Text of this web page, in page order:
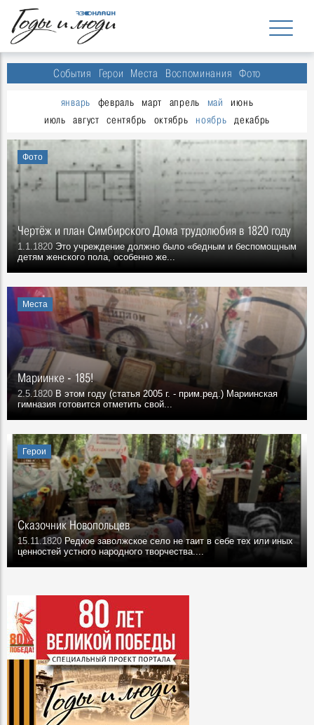
События Герои Места Воспоминания Фото
январь февраль март апрель май
июнь
июль
август сентябрь октябрь ноябрь декабрь
Фото
Чертёж и план Симбирского Дома трудолюбия в 1820 году
1.1.1820 Это учреждение должно было «бедным и беспомощным
детям женского пола, особенно же...
Места
Мариинке - 185!
2.5.1820 В этом году (статья 2005 г. - прим.ред.) Мариинская
гимназия готовится отметить свой...
Герои
Сказочник Новопольцев
15.11.1820 Редкое заволжское село не таит в себе тех или иных
ценностей устного народного творчества....